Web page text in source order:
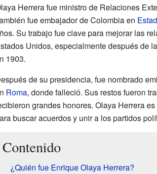
Herrera fue ministro de Relaciones
fue embajador de Colombia en
Su trabajo fue clave para mejorar las
Unidos, especialmente después de
1903.
de su presidencia, fue nombrado
Roma, donde falleció. Sus restos fueron
grandes honores. Olaya Herrera
buscar acuerdos y unir a los partidos
Contenido
¿Quién fue Enrique Olaya Herrera?